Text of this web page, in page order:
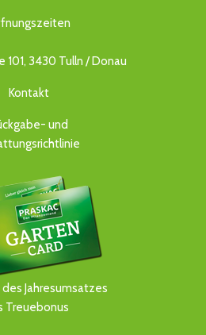
101, 3430 Tulln / Donau
Kontakt
und
des Jahresumsatzes
Treuebonus